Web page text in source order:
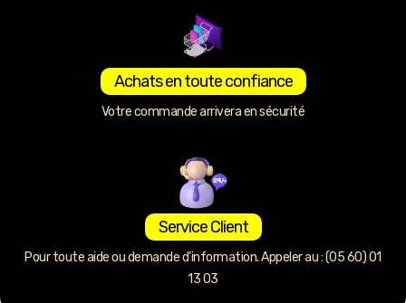
Achats en toute confiance
Votre commande arrivera en sécurité
Service Client
Pour toute aide ou demande d’information. Appeler au : (05 60) 01
13 03